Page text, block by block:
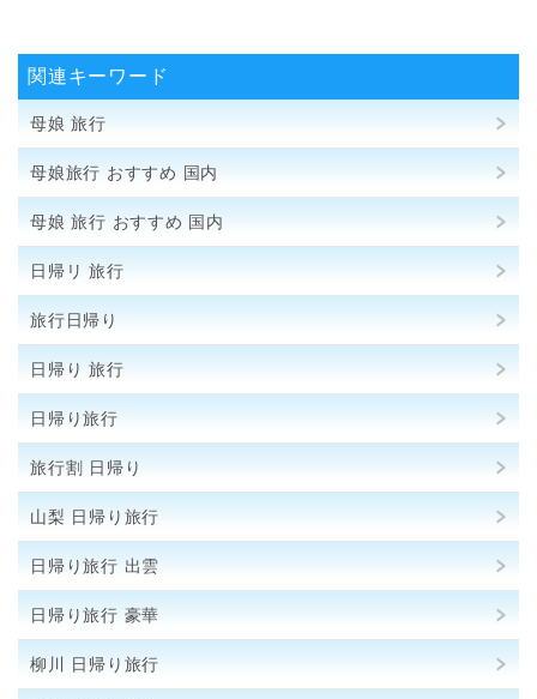
関連キーワード
母娘 旅行
母娘旅行 おすすめ 国内
母娘 旅行 おすすめ 国内
日帰リ 旅行
旅行日帰り
日帰り 旅行
日帰り旅行
旅行割 日帰り
山梨 日帰り旅行
日帰り旅行 出雲
日帰り旅行 豪華
柳川 日帰り旅行